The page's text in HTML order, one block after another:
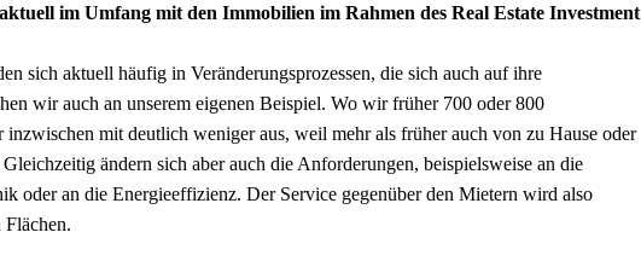
im Umfang mit den Immobilien im Rahmen des Real Estate Investment
sich aktuell häufig in Veränderungsprozessen, die sich auch auf ihre
wir auch an unserem eigenen Beispiel. Wo wir früher 700 oder 800
mit deutlich weniger aus, weil mehr als früher auch von zu Hause oder
ändern sich aber auch die Anforderungen, beispielsweise an die
oder an die Energieeffizienz. Der Service gegenüber den Mietern wird also
Flächen.